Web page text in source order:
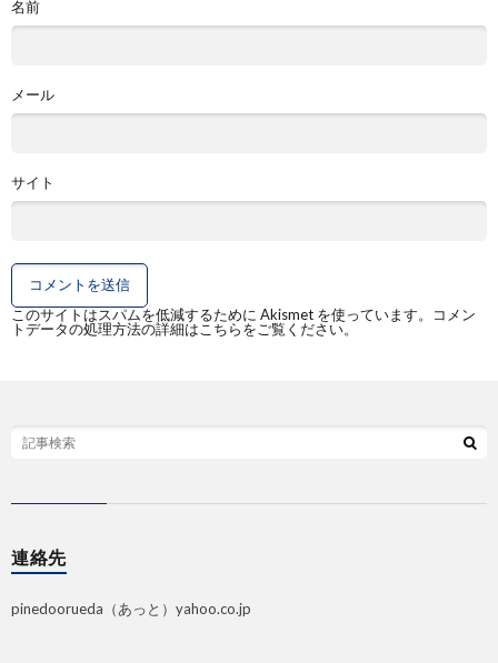
名前
メール
サイト
このサイトはスパムを低減するために Akismet を使っています。
コメン
トデータの処理方法の詳細はこちらをご覧ください。
連絡先
pinedoorueda（あっと）yahoo.co.jp